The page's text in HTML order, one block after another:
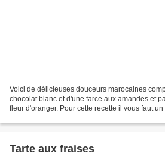
Voici de délicieuses douceurs marocaines
chocolat blanc et d'une farce aux amandes et
fleur d'oranger. Pour cette recette il vous faut
Tarte aux fraises